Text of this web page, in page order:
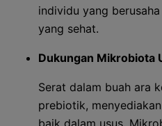
individu yang
yang sehat.
Dukungan Mikrobiota
Serat dalam buah ara
prebiotik,
baik dalam usus.